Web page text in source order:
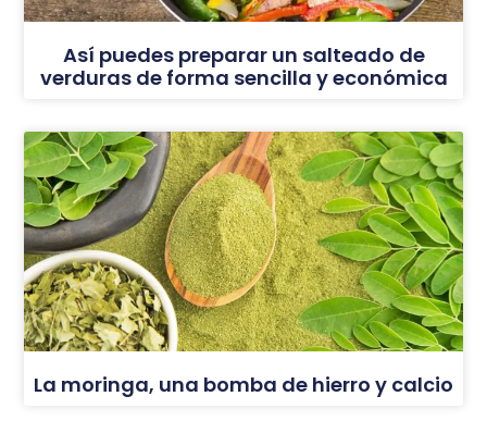
Así puedes preparar un salteado de
verduras de forma sencilla y económica
La moringa, una bomba de hierro y calcio